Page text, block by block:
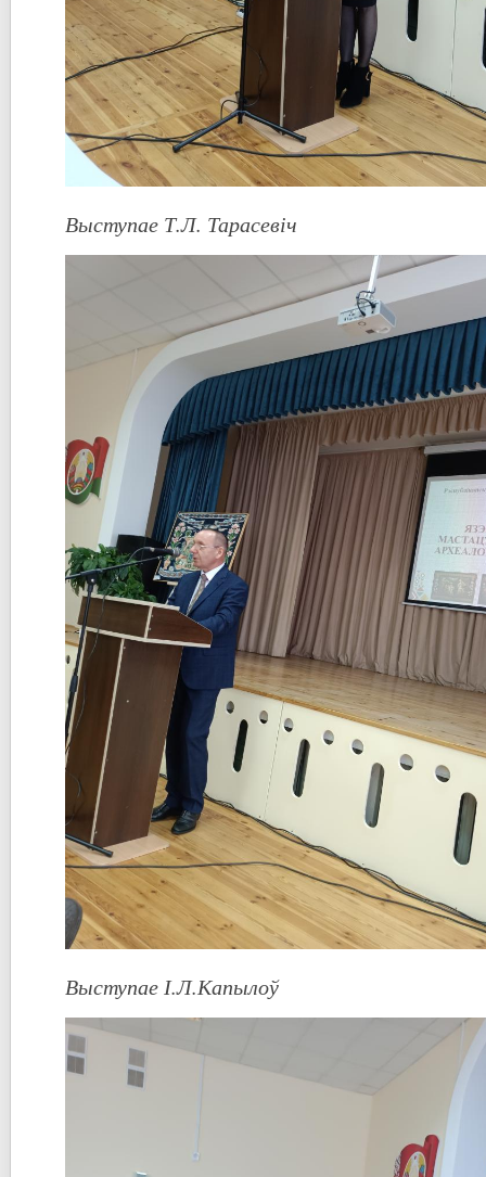
Выступае Т.Л. Тарасевіч
Выступае І.Л.Капылоў